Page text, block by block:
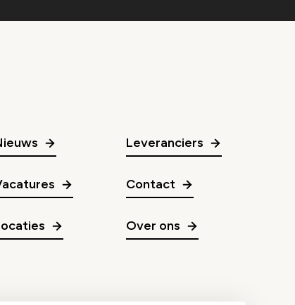
Leveranciers
Contact
Over ons